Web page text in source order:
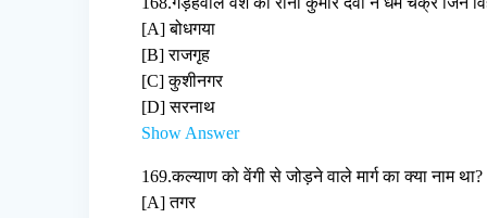
[A] बोधगया
[B] राजगृह
[C] कुशीनगर
[D] सरनाथ
Show Answer
169.कल्याण को वेंगी से जोड़ने वाले मार्ग का क्या नाम था?
[A] तगर